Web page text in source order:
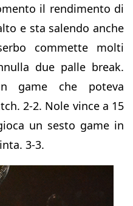
il rendimento di
e sta salendo anche
commette molti
due palle break.
game che poteva
2-2. Nole vince a 15
un sesto game in
3-3.